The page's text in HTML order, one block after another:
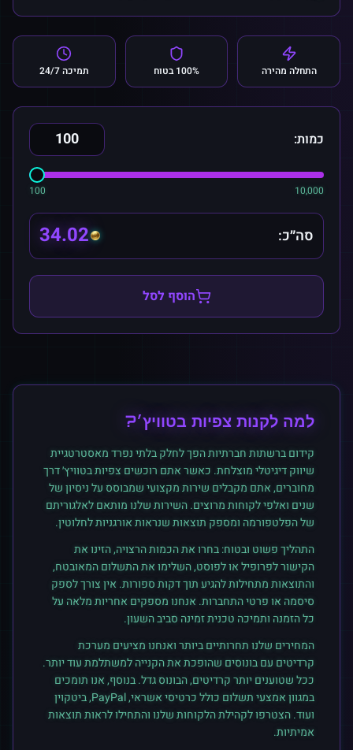
התחלה מהירה 100% בטוח תמיכה 24/7
כמות:
100 10,000
סה״כ: 34.02
הוסף לסל
למה לקנות צפיות בטוויץ׳?
קידום ברשתות חברתיות הפך לחלק בלתי נפרד מאסטרטגיית
שיווק דיגיטלי מוצלחת. כאשר אתם רוכשים צפיותבטוויץ׳דרך
מחוברים, אתם מקבלים שירות מקצועי שמבוסס על ניסיון של
שנים ואלפי לקוחות מרוצים. השירות שלנו מותאם לאלגוריתם
של הפלטפורמה ומספק תוצאות שנראות אורגניות לחלוטין.
התהליך פשוט ובטוח: בחרו את הכמות הרצויה, הזינו את
הקישור לפרופיל או לפוסט, השלימו את התשלום המאובטח,
והתוצאות מתחילות להגיע תוך דקות ספורות. אין צורך לספק
סיסמה או פרטי התחברות. אנחנו מספקים אחריות מלאה על
כל הזמנה ותמיכה טכנית זמינה סביב השעון.
המחירים שלנו תחרותיים ביותר ואנחנו מציעים מערכת
קרדיטים עם בונוסים שהופכת את הקנייה למשתלמת עוד יותר.
ככל שטוענים יותר קרדיטים, הבונוס גדל. בנוסף, אנו תומכים
במגוון אמצעי תשלום כולל כרטיסי אשראי, PayPal, ביטקוין
ועוד. הצטרפו לקהילת הלקוחות שלנו והתחילו לראות תוצאות
אמיתיות.